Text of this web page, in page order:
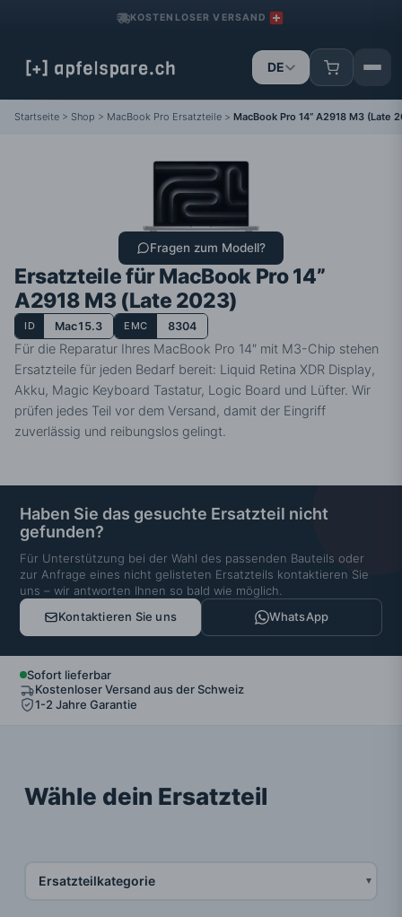
KOSTENLOSER VERSAND
DE
FR
Startseite > Shop > MacBook Pro Ersatzteile > MacBook Pro 14” A2918 M3 (Late
Fragen zum Modell?
Ersatzteile für MacBook Pro 14”
A2918 M3 (Late 2023)
ID Mac15.3 EMC 8304
Für die Reparatur Ihres MacBook Pro 14″ mit M3-Chip stehen
Ersatzteile für jeden Bedarf bereit: Liquid Retina XDR Display,
Akku, Magic Keyboard Tastatur, Logic Board und Lüfter. Wir
prüfen jedes Teil vor dem Versand, damit der Eingriff
zuverlässig und reibungslos gelingt.
Haben Sie das gesuchte Ersatzteil nicht
gefunden?
Für Unterstützung bei der Wahl des passenden Bauteils oder
zur Anfrage eines nicht gelisteten Ersatzteils kontaktieren Sie
uns – wir antworten Ihnen so bald wie möglich.
Kontaktieren Sie uns
WhatsApp
Sofort lieferbar
Kostenloser Versand aus der Schweiz
1-2 Jahre Garantie
Wähle dein Ersatzteil
Ersatzteilkategorie